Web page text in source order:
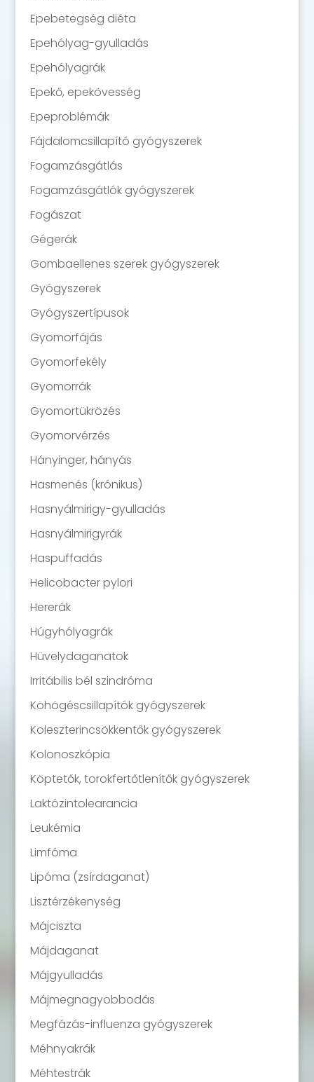
Epebetegség diéta
Epehólyag-gyulladás
Epehólyagrák
Epekő, epekövesség
Epeproblémák
Fájdalomcsillapító gyógyszerek
Fogamzásgátlás
Fogamzásgátlók gyógyszerek
Fogászat
Gégerák
Gombaellenes szerek gyógyszerek
Gyógyszerek
Gyógyszertípusok
Gyomorfájás
Gyomorfekély
Gyomorrák
Gyomortükrözés
Gyomorvérzés
Hányinger, hányás
Hasmenés (krónikus)
Hasnyálmirigy-gyulladás
Hasnyálmirigyrák
Haspuffadás
Helicobacter pylori
Hererák
Húgyhólyagrák
Hüvelydaganatok
Irritábilis bél szindróma
Köhögéscsillapítók gyógyszerek
Koleszterincsökkentők gyógyszerek
Kolonoszkópia
Köptetők, torokfertőtlenítők gyógyszerek
Laktózintolearancia
Leukémia
Limfóma
Lipóma (zsírdaganat)
Lisztérzékenység
Májciszta
Májdaganat
Májgyulladás
Májmegnagyobbodás
Megfázás-influenza gyógyszerek
Méhnyakrák
Méhtestrák